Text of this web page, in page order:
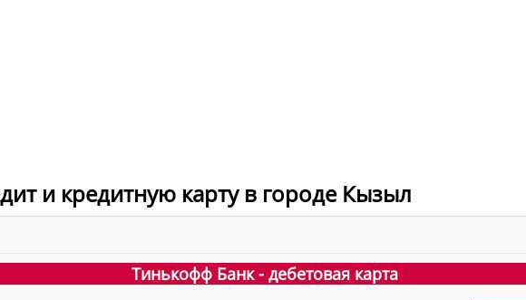
и кредитную карту в городе Кызыл
Тинькофф Банк - дебетовая карта